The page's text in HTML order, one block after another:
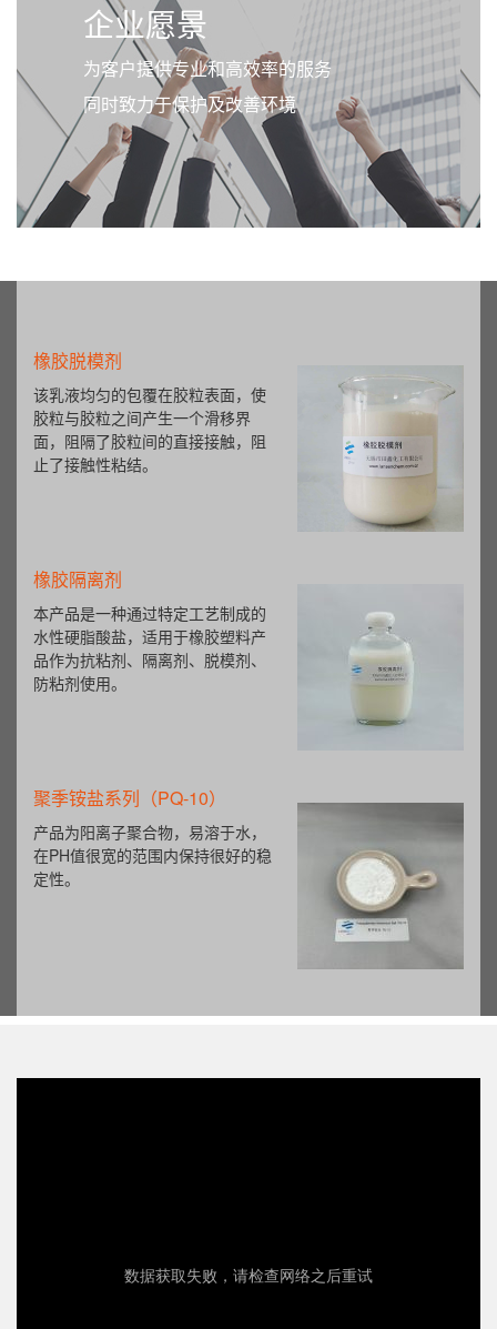
企业愿景
为客户提供专业和高效率的服务
同时致力于保护及改善环境
橡胶脱模剂
该乳液均匀的包覆在胶粒表面，使
胶粒与胶粒之间产生一个滑移界
面，阻隔了胶粒间的直接接触，阻
止了接触性粘结。
橡胶隔离剂
本产品是一种通过特定工艺制成的
水性硬脂酸盐，适用于橡胶塑料产
品作为抗粘剂、隔离剂、脱模剂、
防粘剂使用。
聚季铵盐系列（PQ-10）
产品为阳离子聚合物，易溶于水，
在PH值很宽的范围内保持很好的稳
定性。